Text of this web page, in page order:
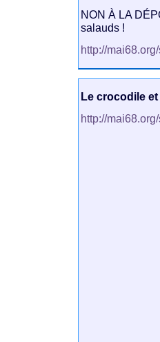
NON À LA
salauds !
http://
Le crocodile et
http://